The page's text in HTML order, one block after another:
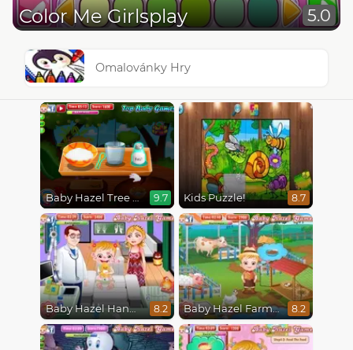
Color Me Girlsplay 5.0
Omalovánky Hry
Baby Hazel Tree House 9.7 Kids Puzzle! 8.7
Baby Hazel Hand Fracture 8.2 Baby Hazel Farm Tour 8.2